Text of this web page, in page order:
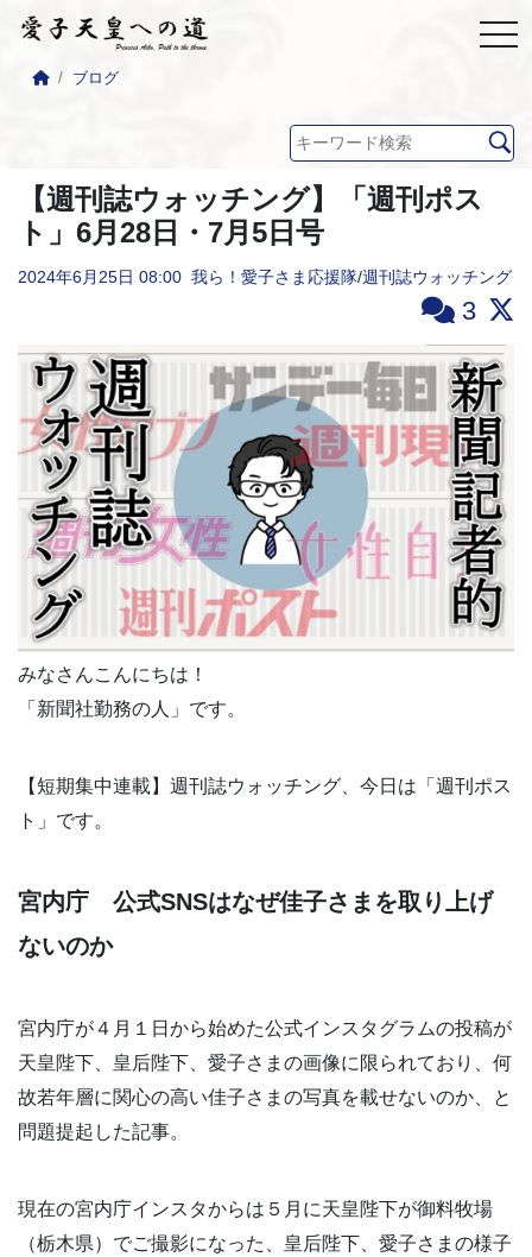
ブログ
【週刊誌ウォッチング】「週刊ポス
ト」6月28日・7月5日号
2024年6月25日 08:00 我ら！愛子さま応援隊/週刊誌ウォッチング
3
みなさんこんにちは！
「新聞社勤務の人」です。
【短期集中連載】週刊誌ウォッチング、今日は「週刊ポス
ト」です。
宮内庁 公式SNSはなぜ佳子さまを取り上げ
ないのか
宮内庁が４月１日から始めた公式インスタグラムの投稿が
天皇陛下、皇后陛下、愛子さまの画像に限られており、何
故若年層に関心の高い佳子さまの写真を載せないのか、と
問題提起した記事。
現在の宮内庁インスタからは５月に天皇陛下が御料牧場
（栃木県）でご撮影になった、皇后陛下、愛子さまの様子